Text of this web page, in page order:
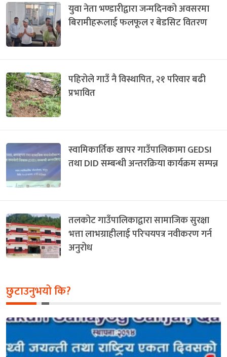
युवा नेता भण्डारीद्वारा जन्मदिनको अवसरमा
बिरामीहरूलाई फलफूल र बेडसिट वितरण
पहिरोले गाउँ नै विस्थापित, २१ परिवार बढी
प्रभावित
स्वामिकार्तिक खापर गाउँपालिकामा GEDSI
तथा DID सम्बन्धी अन्तरक्रिया कार्यक्रम सम्पन्न
तलकोट गाउँपालिकाद्वारा सामाजिक सुरक्षा
भत्ता लाभग्राहीलाई परिचयपत्र नवीकरण गर्न
अनुरोध
छुटाउनुभयो कि?